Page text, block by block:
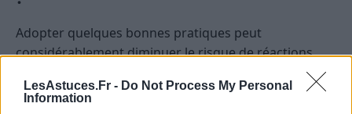
LesAstuces.Fr - Do Not Process My Personal
Information
Adopter quelques bonnes pratiques peut
considérablement diminuer le risque de réactions
produits ménagers.